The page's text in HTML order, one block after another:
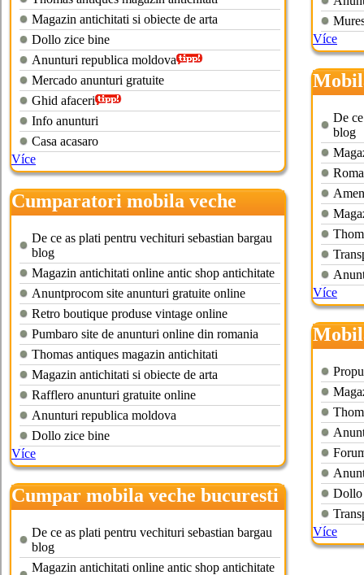
Magazin antichitati si obiecte de arta
Dollo zice bine
Anunturi republica moldova
Mercado anunturi gratuite
Ghid afaceri
Info anunturi
Casa acasaro
Více
Cumparatori mobila veche
bucuresti
De ce as plati pentru vechituri sebastian bargau
blog
Magazin antichitati online antic shop antichitate
Anuntprocom site anunturi gratuite online
Retro boutique produse vintage online
Pumbaro site de anunturi online din romania
Thomas antiques magazin antichitati
Magazin antichitati si obiecte de arta
Rafflero anunturi gratuite online
Anunturi republica moldova
Dollo zice bine
Více
Cumpar mobila veche bucuresti
De ce as plati pentru vechituri sebastian bargau
blog
Magazin antichitati online antic shop antichitate
Více
De
blog
Více
Dollo
Více